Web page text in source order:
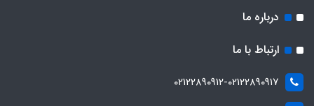
درباره ما
ارتباط با ما
۰۲۱۲۲۸۹۰۹۱۲-۰۲۱۲۲۸۹۰۹۱۷